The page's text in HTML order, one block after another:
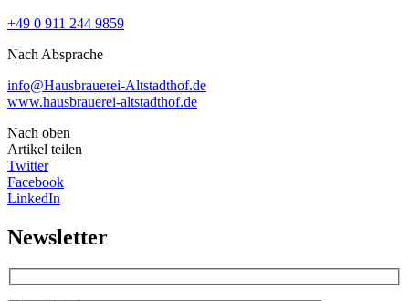
+49 0 911 244 9859
Nach Absprache
info@Hausbrauerei-Altstadthof.de
www.hausbrauerei-altstadthof.de
Nach oben
Artikel teilen
Twitter
Facebook
LinkedIn
Newsletter